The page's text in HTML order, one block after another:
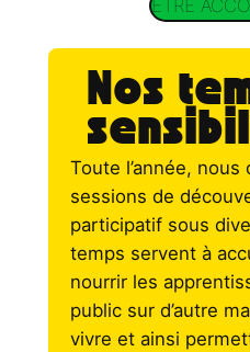
ÊTRE
Nos
Toute l’année, nous
sessions de
participatif sous
temps servent à
nourrir les
public sur d’autre
vivre et ainsi